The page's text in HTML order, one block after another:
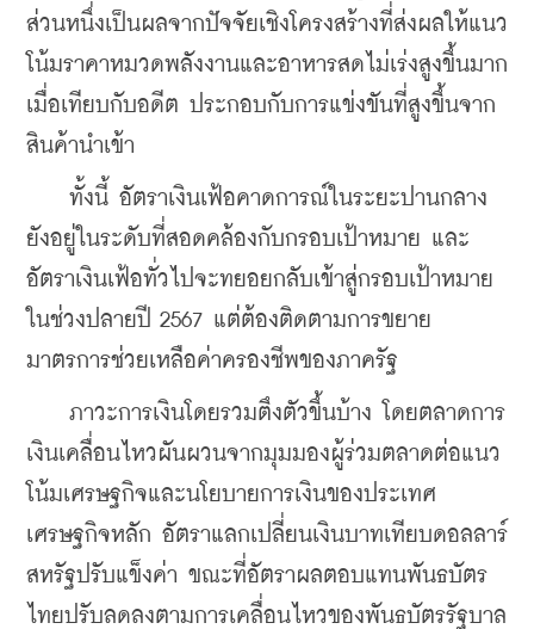
ส่วนหนึ่งเป็นผลจากปัจจัยเชิงโครงสร้างที่ส่งผลให้แนว
โน้มราคาหมวดพลังงานและอาหารสดไม่เร่งสูงขึ้นมาก
เมื่อเทียบกับอดีต ประกอบกับการแข่งขันที่สูงขึ้นจาก
สินค้านำเข้า
ทั้งนี้ อัตราเงินเฟ้อคาดการณ์ในระยะปานกลาง
ยังอยู่ในระดับที่สอดคล้องกับกรอบเป้าหมาย และ
อัตราเงินเฟ้อทั่วไปจะทยอยกลับเข้าสู่กรอบเป้าหมาย
ในช่วงปลายปี 2567 แต่ต้องติดตามการขยาย
มาตรการช่วยเหลือค่าครองชีพของภาครัฐ
ภาวะการเงินโดยรวมตึงตัวขึ้นบ้าง โดยตลาดการ
เงินเคลื่อนไหวผันผวนจากมุมมองผู้ร่วมตลาดต่อแนว
โน้มเศรษฐกิจและนโยบายการเงินของประเทศ
เศรษฐกิจหลัก อัตราแลกเปลี่ยนเงินบาทเทียบดอลลาร์
สหรัฐปรับแข็งค่า ขณะที่อัตราผลตอบแทนพันธบัตร
ไทยปรับลดลงตามการเคลื่อนไหวของพันธบัตรรัฐบาล